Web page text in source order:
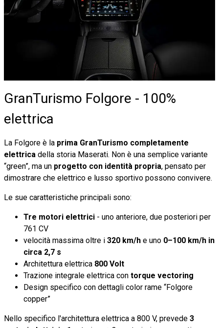
GranTurismo Folgore - 100%
elettrica
La Folgore è la prima GranTurismo completamente
elettrica della storia Maserati. Non è una semplice variante
“green”, ma un progetto con identità propria, pensato per
dimostrare che elettrico e lusso sportivo possono convivere.
Le sue caratteristiche principali sono:
Tre motori elettrici - uno anteriore, due posteriori per
761 CV
velocità massima oltre i 320 km/h e uno 0–100 km/h in
circa 2,7 s
Architettura elettrica 800 Volt
Trazione integrale elettrica con torque vectoring
Design specifico con dettagli color rame “Folgore
copper”
Nello specifico l'architettura elettrica a 800 V, prevede 3